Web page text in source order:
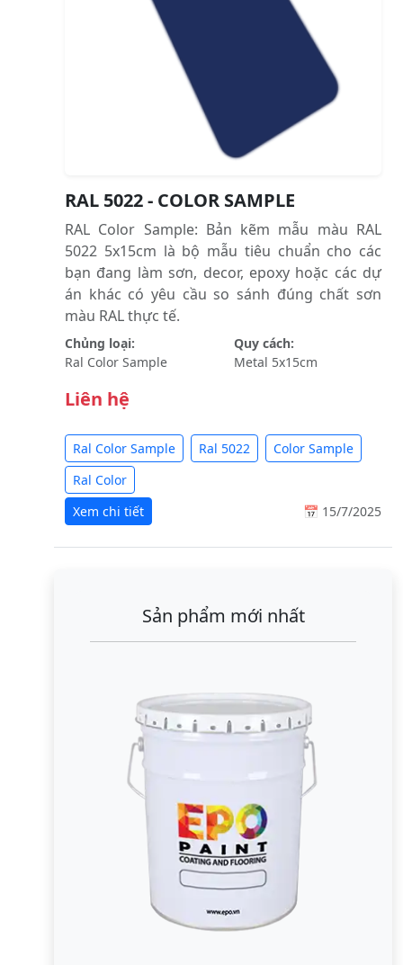
RAL 5022 - COLOR SAMPLE
RAL Color Sample: Bản kẽm mẫu màu RAL
5022 5x15cm là bộ mẫu tiêu chuẩn cho các
bạn đang làm sơn, decor, epoxy hoặc các dự
án khác có yêu cầu so sánh đúng chất sơn
màu RAL thực tế.
Chủng loại:
Ral Color Sample
Quy cách:
Metal 5x15cm
Liên hệ
Ral Color Sample Ral 5022
Color Sample
Ral Color
Xem chi tiết
📅 15/7/2025
Sản phẩm mới nhất